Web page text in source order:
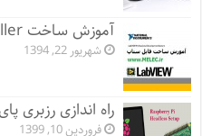
آموزش ساخت Installer در لب ویو
شهریور 22, 1394
راه اندازی رزبری
فروردین 10, 1399